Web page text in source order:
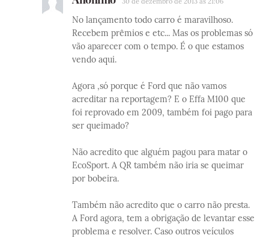
No lançamento todo carro é maravilhoso.
Recebem prêmios e etc... Mas os problemas só
vão aparecer com o tempo. É o que estamos
vendo aqui.
Agora ,só porque é Ford que não vamos
acreditar na reportagem? E o Effa M100 que
foi reprovado em 2009, também foi pago para
ser queimado?
Não acredito que alguém pagou para matar o
EcoSport. A QR também não iria se queimar
por bobeira.
Também não acredito que o carro não presta.
A Ford agora, tem a obrigação de levantar esse
problema e resolver. Caso outros veículos